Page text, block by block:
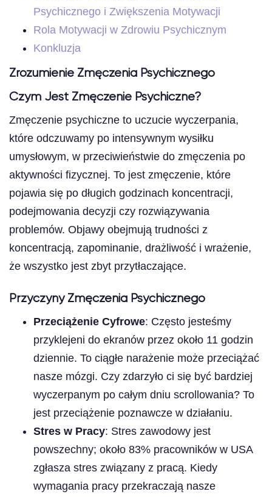
Psychicznego i Zwiększenia Motywacji
Rola Motywacji w Zdrowiu Psychicznym
Konkluzja
Zrozumienie Zmęczenia Psychicznego
Czym Jest Zmęczenie Psychiczne?
Zmęczenie psychiczne to uczucie wyczerpania,
które odczuwamy po intensywnym wysiłku
umysłowym, w przeciwieństwie do zmęczenia po
aktywności fizycznej. To jest zmęczenie, które
pojawia się po długich godzinach koncentracji,
podejmowania decyzji czy rozwiązywania
problemów. Objawy obejmują trudności z
koncentracją, zapominanie, drażliwość i wrażenie,
że wszystko jest zbyt przytłaczające.
Przyczyny Zmęczenia Psychicznego
Przeciążenie Cyfrowe: Często jesteśmy
przyklejeni do ekranów przez około 11 godzin
dziennie. To ciągłe narażenie może przeciążać
nasze mózgi. Czy zdarzyło ci się być bardziej
wyczerpanym po całym dniu scrollowania? To
jest przeciążenie poznawcze w działaniu.
Stres w Pracy: Stres zawodowy jest
powszechny; około 83% pracowników w USA
zgłasza stres związany z pracą. Kiedy
wymagania pracy przekraczają nasze